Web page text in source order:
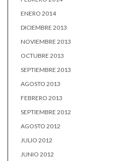
ENERO 2014
DICIEMBRE 2013
NOVIEMBRE 2013
OCTUBRE 2013
SEPTIEMBRE 2013
AGOSTO 2013
FEBRERO 2013
SEPTIEMBRE 2012
AGOSTO 2012
JULIO 2012
JUNIO 2012